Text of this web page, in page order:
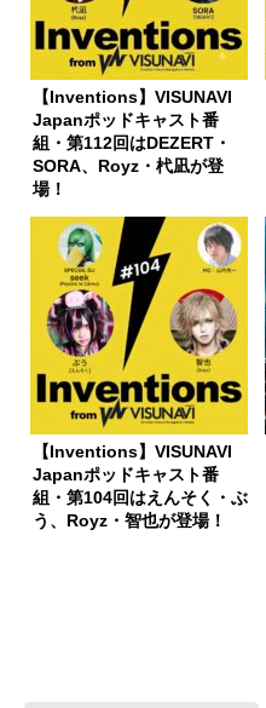
【Inventions】VISUNAVI
Japanポッドキャスト番
組・第112回はDEZERT・
SORA、Royz・杙凪が登
場！
【Inventions】VISUNAVI
Japanポッドキャスト番
組・第104回はえんそく・ぶ
う、Royz・智也が登場！